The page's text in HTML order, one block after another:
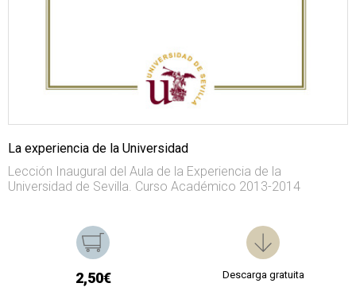
La experiencia de la Universidad
Lección Inaugural del Aula de la Experiencia de la
Universidad de Sevilla. Curso Académico 2013-2014
2,50€ Descarga gratuita